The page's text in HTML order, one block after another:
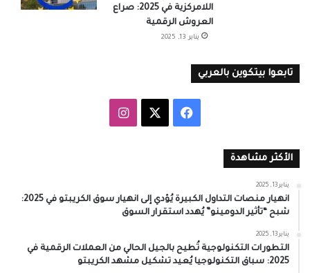
اللامركزية في 2025: صراع
العروش الرقمية
يناير 13, 2025
تابعوا بيتكوين بالعربي
فيسبوك انستقرام
الأكثر مشاهدة
يناير 13, 2025
انهيار منصات التداول الكبيرة يُؤدي إلى انهيار سوق الكريبتو في 2025:
شبح “تأثير الدومينو” يُهدد استقرار السوق
يناير 13, 2025
التطورات التكنولوجية تُطيح بالجيل الحالي من العملات الرقمية في
2025: سباق التكنولوجيا يُعيد تشكيل مشهد الكريبتو